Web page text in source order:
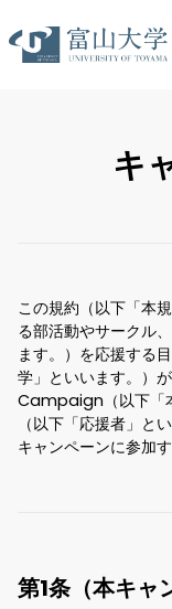
キ
この規約（以下「本
る部活動やサークル
ます。）を応援する
学」といいます。
Campaign（以下「
（以下「応援者」と
キャンペーンに参加
第1条（本キャ